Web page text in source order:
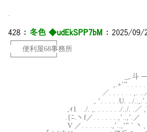
428 ： 冬色 ◆udEkSPP7bM ： 2025/09/
┌────────┐
便利屋68事務所
└────────┘
_,.斗 ──-
,.+’”. . . . . . . ,. . . .
／. . . . . . ,. ..／. . .／.
, ‘. . . . .U. ../..,.’. . .,.ｲ. .
,ｨ1 ./. ,. . . . . . ./../. .／ ,’. . .
.{ﾆ.ヽf／. . . . . . ,’..,’.／ {. . .
V ／. . . . . . . .,’..,’”｀丶、 !. .